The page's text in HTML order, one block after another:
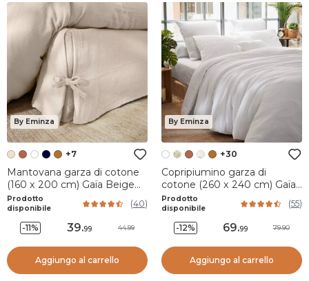
By Eminza
+7
Mantovana garza di cotone
(160 x 200 cm) Gaïa Beige
pampa
Prodotto
disponibile
(40)
-11% 39.99 44.99
Aggiungo al carrello
By Eminza
+30
Copripiumino garza di
cotone (260 x 240 cm) Gaïa
Bianco chantilly
Prodotto
disponibile
(55)
-12% 69.99 79.90
Aggiungo al carrello